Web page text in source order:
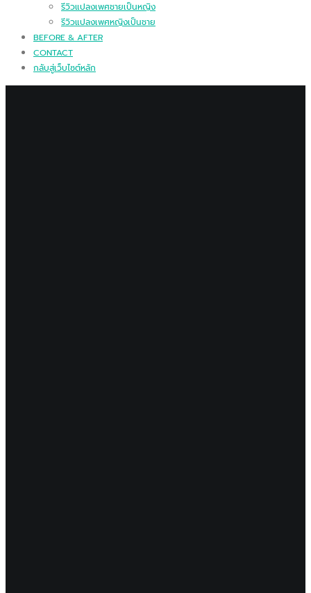
รีวิวแปลงเพศชายเป็นหญิง
รีวิวแปลงเพศหญิงเป็นชาย
BEFORE & AFTER
CONTACT
กลับสู่เว็บไซต์หลัก